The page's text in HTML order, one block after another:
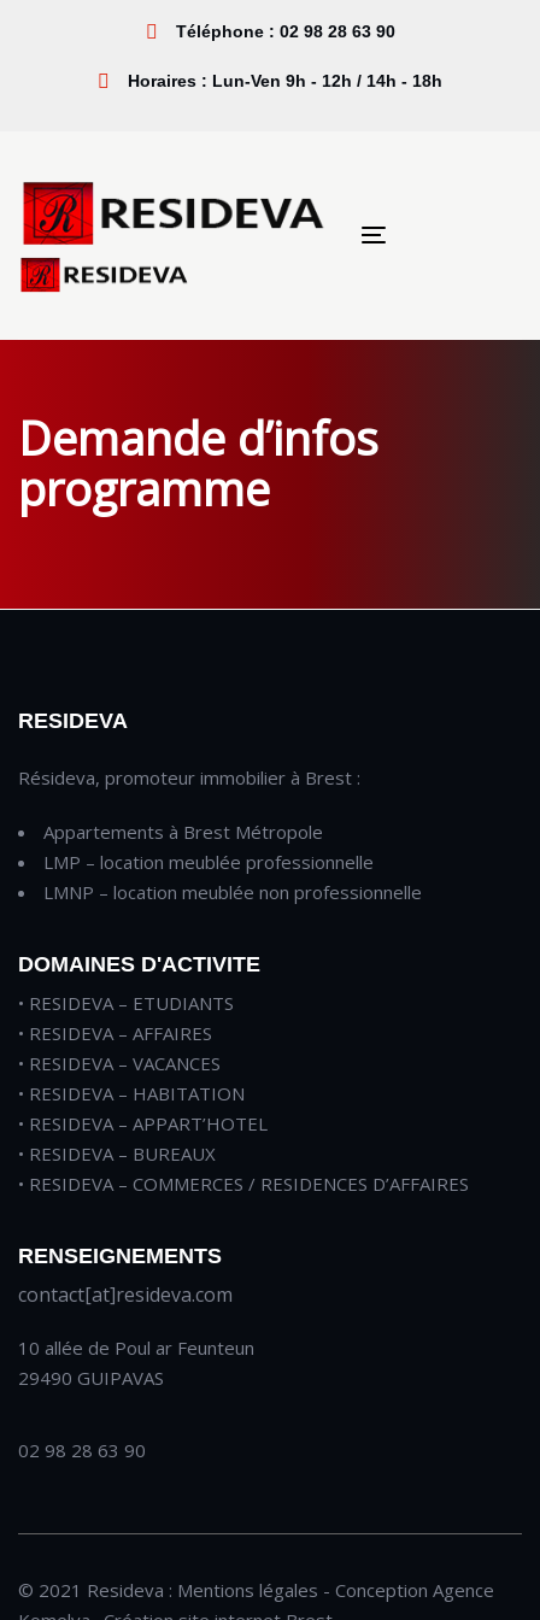
au
contenu
Téléphone : 02 98 28 63 90
Horaires : Lun-Ven 9h - 12h / 14h - 18h
Toggle
Demande d’infos
programme
RESIDEVA
Résideva, promoteur immobilier à Brest :
Appartements à Brest Métropole
LMP – location meublée professionnelle
LMNP – location meublée non professionnelle
DOMAINES D'ACTIVITE
• RESIDEVA – ETUDIANTS
• RESIDEVA – AFFAIRES
• RESIDEVA – VACANCES
• RESIDEVA – HABITATION
• RESIDEVA – APPART’HOTEL
• RESIDEVA – BUREAUX
• RESIDEVA – COMMERCES / RESIDENCES D’AFFAIRES
RENSEIGNEMENTS
contact[at]resideva.com
10 allée de Poul ar Feunteun
29490 GUIPAVAS
02 98 28 63 90
© 2021 Resideva : Mentions légales - Conception Agence